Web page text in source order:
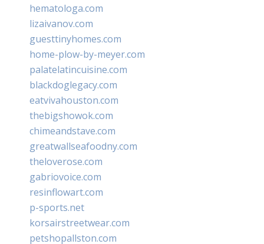
hematologa.com
lizaivanov.com
guesttinyhomes.com
home-plow-by-meyer.com
palatelatincuisine.com
blackdoglegacy.com
eatvivahouston.com
thebigshowok.com
chimeandstave.com
greatwallseafoodny.com
theloverose.com
gabriovoice.com
resinflowart.com
p-sports.net
korsairstreetwear.com
petshopallston.com